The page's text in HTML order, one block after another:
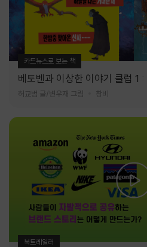
카드뉴스로 보는 책
베토벤과 이상한 이야기 클럽 1
허교범 글/변우재 그림 창비
북트레일러